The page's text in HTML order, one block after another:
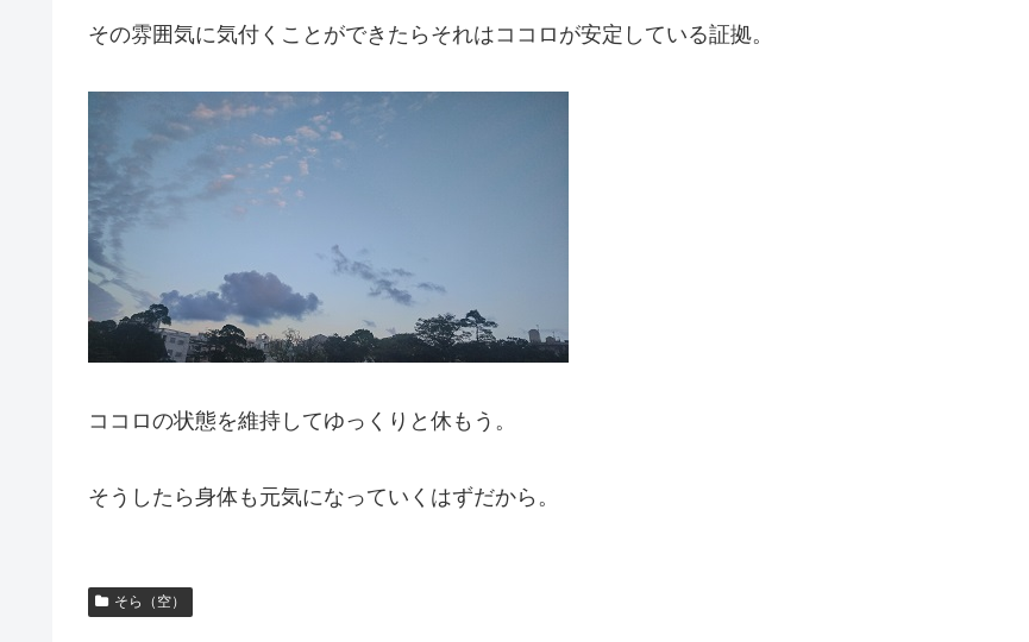
その雰囲気に気付くことができたらそれはココロが安定している証拠。
ココロの状態を維持してゆっくりと休もう。
そうしたら身体も元気になっていくはずだから。
そら（空）